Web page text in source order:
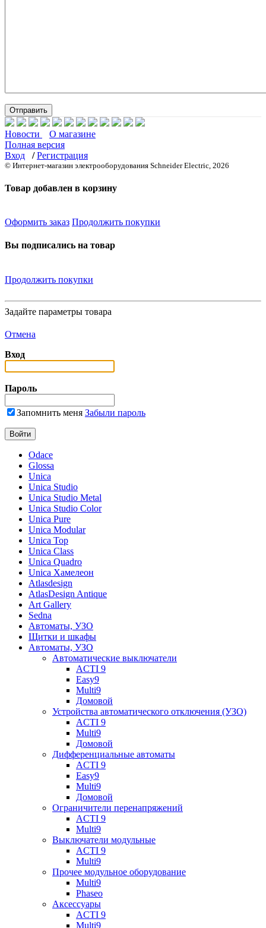
Новости
О магазине
Полная версия
Вход
/ Регистрация
© Интернет-магазин электрооборудования Schneider Electric, 2026
Товар добавлен в корзину
Оформить заказ Продолжить покупки
Вы подписались на товар
Продолжить покупки
Задайте параметры товара
Отмена
Вход
Пароль
Запомнить меня Забыли пароль
Odace
Glossa
Unica
Unica Studio
Unica Studio Metal
Unica Studio Color
Unica Pure
Unica Modular
Unica Top
Unica Class
Unica Quadro
Unica Хамелеон
Atlasdesign
AtlasDesign Antique
Art Gallery
Sedna
Автоматы, УЗО
Щитки и шкафы
Автоматы, УЗО
Автоматические выключатели
ACTI 9
Easy9
Multi9
Домовой
Устройства автоматического отключения (УЗО)
ACTI 9
Multi9
Домовой
Дифференциальные автоматы
ACTI 9
Easy9
Multi9
Домовой
Ограничители перенапряжений
ACTI 9
Multi9
Выключатели модульные
ACTI 9
Multi9
Прочее модульное оборудование
Multi9
Phaseo
Аксессуары
ACTI 9
Multi9